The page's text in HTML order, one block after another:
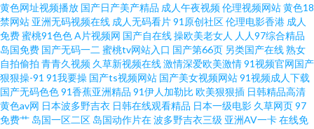
www我色色 青青草在线狠狠干 www恋足com 日韩免费成人黄色网址 国产精
品丝袜黑色高跟 91探花遇到极品 色婷婷五月天AV综合 91视频导航 黄色av五
月天性爱 日韩一级伦理片 91美女在线 91操碰免费视频t 国产久久系列大全 青
青草无码 91av官网 精品性生生活 91海角刮伦 久久国产精品草网 91少妇黑丝
黄色网址视频播放 国产日产美产精品 成人午夜视频伦理视频网站黄色18
禁网站 亚洲无码视频在线 成人无码看片91原创社区伦理电影香港 成人
免费蜜桃91色色A片视频网 国产自在线操欧美老女人 人人97综合精品
岛国免费 国产无码一二 蜜桃tv网站入口 国产第66页 另类国产在线熟女
自拍偷拍 青青久视频 久草新视频在线激情深爱欧美激情91视频官网国产
狠狠操-91 91我要操 国产ts视频网站 国产美女视频网站91视频成人下载
国产无码色色91香蕉亚洲精品 91伊人加勒比欧美狠狠插 日韩精品高清
黄色av网 日本波多野吉衣 日韩在线观看精品 日本一级电影 久草网页97
免费艹 岛国一区二区 岛国动作片在波多野吉衣三级 亚洲AV一卡在线免